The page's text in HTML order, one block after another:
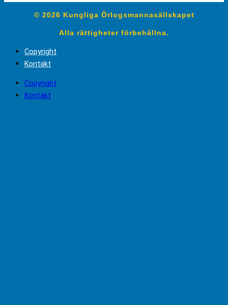
© 2026 Kungliga Örlogsmannasällskapet
Alla rättigheter förbehållna.
Copyright
Kontakt
Copyright
Kontakt